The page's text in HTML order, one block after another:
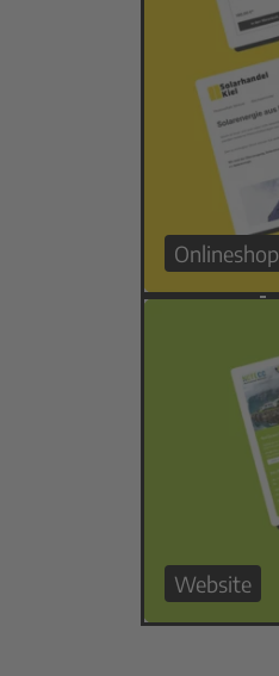
Onlineshop
Website